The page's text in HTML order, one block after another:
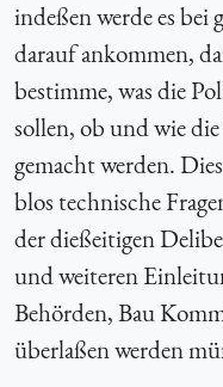
indeßen werde es bei
darauf ankommen,
bestimme, was die
sollen, ob und wie
gemacht werden.
blos technische
der dießeitigen
und weiteren
Behörden, Bau
überlaßen werden